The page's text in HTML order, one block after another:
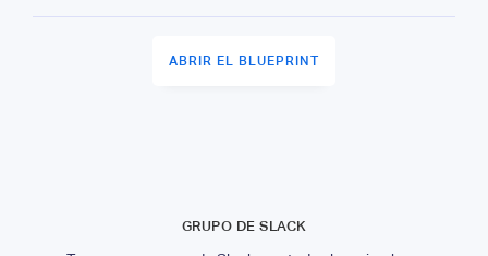
ABRIR EL BLUEPRINT
GRUPO DE SLACK